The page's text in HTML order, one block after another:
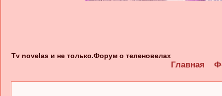
Tv novelas и не только.Форум о теленовелах
Главная